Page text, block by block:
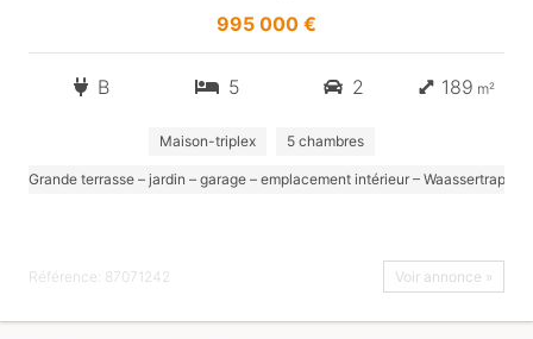
995 000 €
B 5 2 189 m²
Maison-triplex 5 chambres
Grande terrasse – jardin – garage – emplacement intérieur – Waassertrap
Référence: 87071242 Voir annonce »